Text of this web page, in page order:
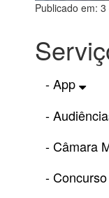
Publicado em:
- App
-
- Câmara
-